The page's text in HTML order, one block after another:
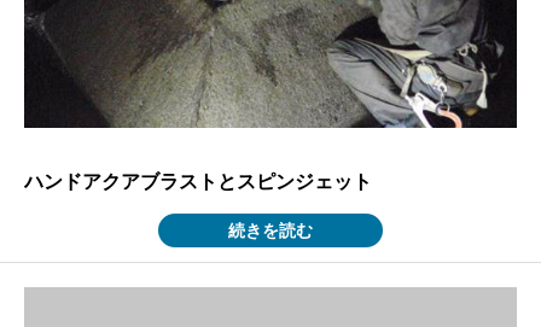
ハンドアクアブラストとスピンジェット
続きを読む